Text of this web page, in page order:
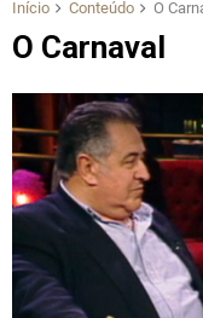
Início Conteúdo O
O Carnaval